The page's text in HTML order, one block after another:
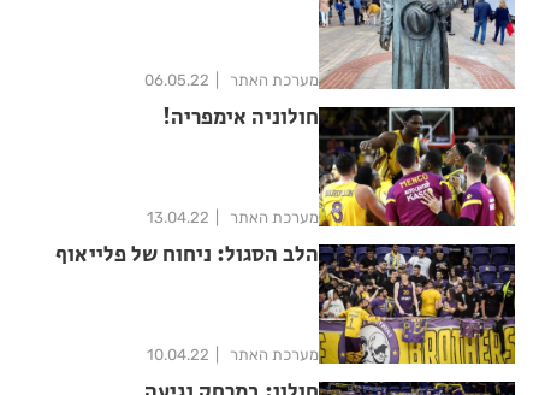
מערכת האתר 06.05.22
חולוניה אימפריה!
מערכת האתר 13.04.22
הלב הסגול: ניחוח של פלייאוף
מערכת האתר 10.04.22